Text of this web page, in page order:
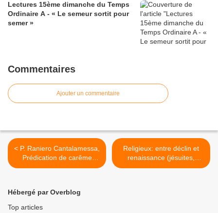
Lectures 15ème dimanche du Temps
Ordinaire A - « Le semeur sortit pour
semer »
Commentaires
Ajouter un commentaire
< P. Raniero Cantalamessa,
Prédication de carême
2008 (1)
Religieux: entre déclin et
renaissance (jésuites,
dominicains, Verbe Incarné)
Hébergé par Overblog
Top articles